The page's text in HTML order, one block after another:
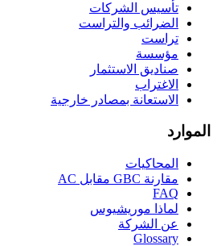
تأسيس الشركات
الضرائب والتراست
تراست
مؤسسة
صناديق الاستثمار
الاغتراب
الاستعانة بمصادر خارجية
الموارد
المحاكيات
مقارنة GBC مقابل AC
FAQ
لماذا موريشيوس
عن الشركة
Glossary